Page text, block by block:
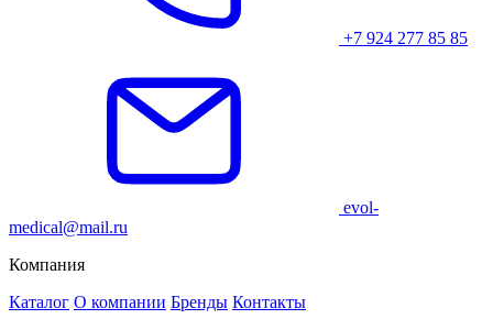
+7 924 277 85 85
evol-
medical@mail.ru
Компания
Каталог О компании Бренды Контакты